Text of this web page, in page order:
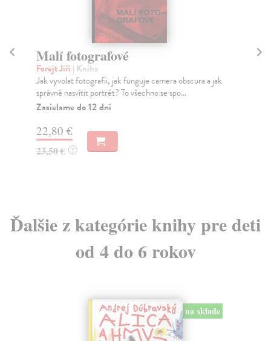
Malí fotografové
Forejt Jiří | Kniha
Jak vyvolat fotografii, jak funguje camera obscura a jak
správně nasvítit portrét? To všechno se spo...
Zasielame do 12 dní
22,80 €
23,50 € ?
Ďalšie z kategórie knihy pre deti
od 4 do 6 rokov
na sklade